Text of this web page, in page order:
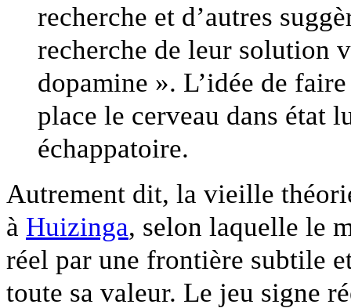
recherche et d’autres
recherche de leur solution
dopamine ». L’idée de
place le cerveau dans état
échappatoire.
Autrement dit, la vieille
à Huizinga, selon laquelle le
réel par une frontière subtile
toute sa valeur. Le jeu signe